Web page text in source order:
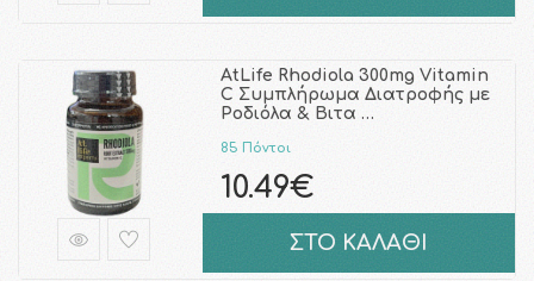
AtLife Rhodiola 300mg Vitamin
C Συμπλήρωμα Διατροφής με
Ροδιόλα & Βιτα …
85 Πόντοι
10.49€
ΣΤΟ ΚΑΛΑΘΙ